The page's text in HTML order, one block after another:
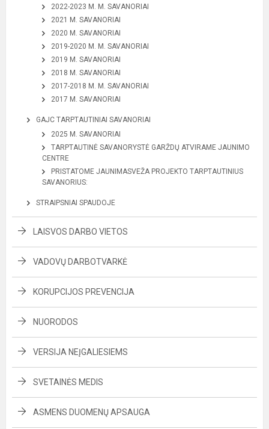
2022-2023 M. M. SAVANORIAI
2021 M. SAVANORIAI
2020 M. SAVANORIAI
2019-2020 M. M. SAVANORIAI
2019 M. SAVANORIAI
2018 M. SAVANORIAI
2017-2018 M. M. SAVANORIAI
2017 M. SAVANORIAI
GAJC TARPTAUTINIAI SAVANORIAI
2025 M. SAVANORIAI
TARPTAUTINĖ SAVANORYSTĖ GARŽDŲ ATVIRAME JAUNIMO
CENTRE
PRISTATOME JAUNIMASVEŽA PROJEKTO TARPTAUTINIUS
SAVANORIUS:
STRAIPSNIAI SPAUDOJE
LAISVOS DARBO VIETOS
VADOVŲ DARBOTVARKĖ
KORUPCIJOS PREVENCIJA
NUORODOS
VERSIJA NEĮGALIESIEMS
SVETAINĖS MEDIS
ASMENS DUOMENŲ APSAUGA